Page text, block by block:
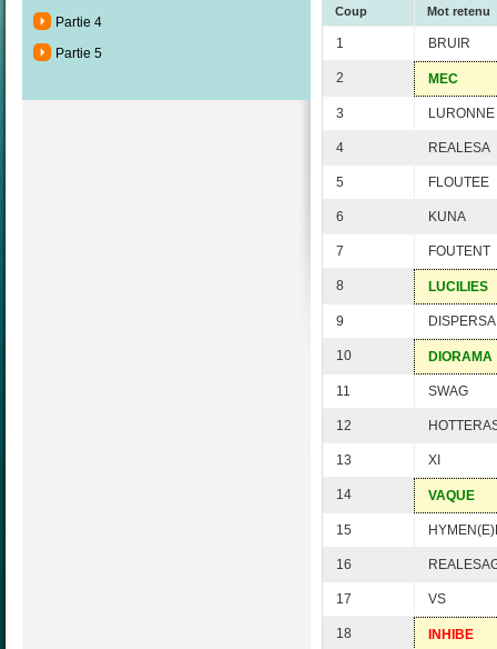
Partie 4
Partie 5
Coup Mot retenu
1 BRUIR
2 MEC
3 LURONNE
4 REALESA
5 FLOUTEE
6 KUNA
7 FOUTENT
8 LUCILIES
9 DISPERSA
10 DIORAMA
11 SWAG
12
13 XI
14 VAQUE
15
16
17 VS
18 INHIBE